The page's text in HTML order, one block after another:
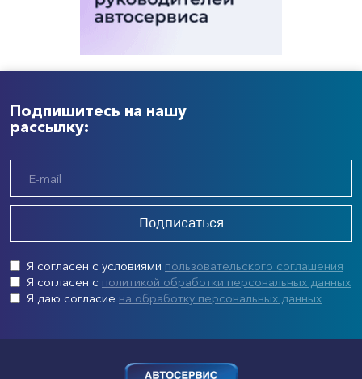
Подпишитесь на нашу
рассылку:
Подписаться
Я согласен с условиями пользовательского соглашения
Я согласен с политикой обработки персональных данных
Я даю согласие на обработку персональных данных